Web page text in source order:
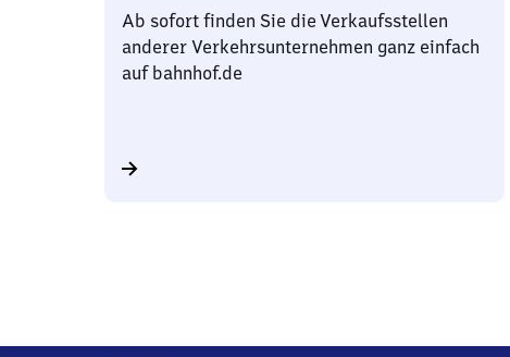
Ab sofort finden Sie die Verkaufsstellen
anderer Verkehrsunternehmen ganz einfach
auf bahnhof.de